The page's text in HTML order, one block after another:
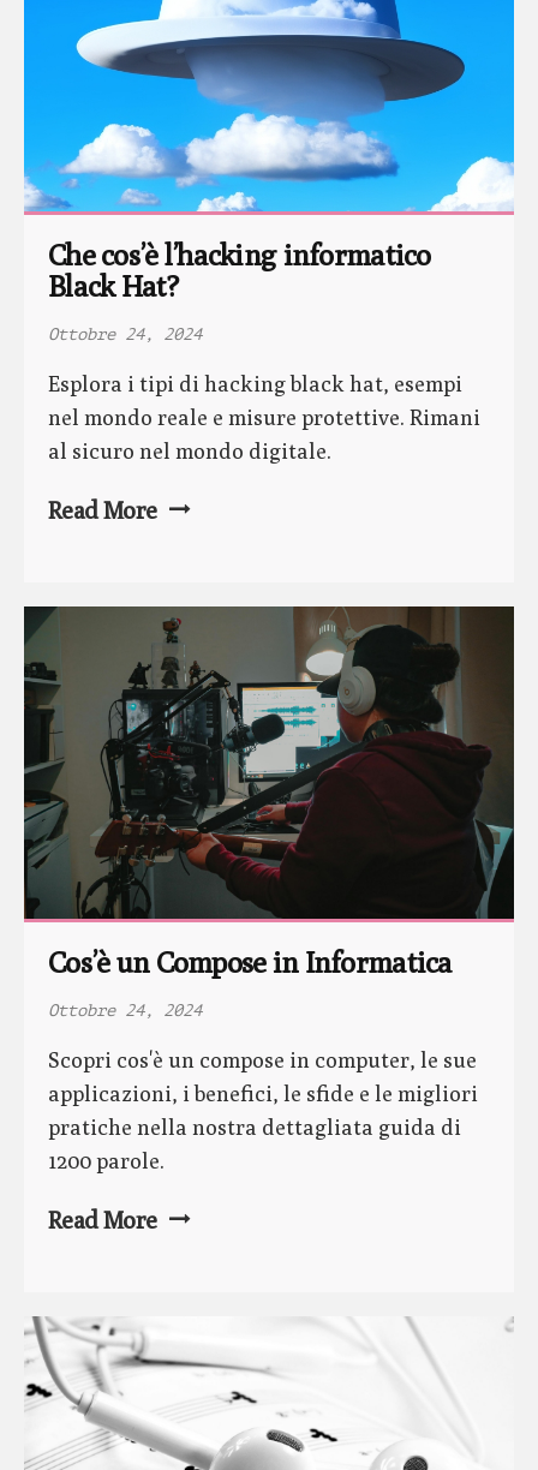
Che cos’è l’hacking informatico
Black Hat?
Ottobre 24, 2024
Esplora i tipi di hacking black hat, esempi
nel mondo reale e misure protettive. Rimani
al sicuro nel mondo digitale.
Read More
Cos’è un Compose in Informatica
Ottobre 24, 2024
Scopri cos'è un compose in computer, le sue
applicazioni, i benefici, le sfide e le migliori
pratiche nella nostra dettagliata guida di
1200 parole.
Read More